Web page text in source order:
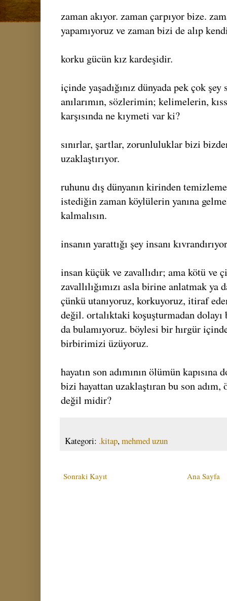
zaman akıyor. zaman çarpıyor bize.
yapamıyoruz ve zaman bizi de alıp
korku gücün kız kardeşidir.
içinde yaşadığınız dünyada pek çok şey
anılarımın, sözlerimin; kelimelerin,
karşısında ne kıymeti var ki?
sınırlar, şartlar, zorunluluklar bizi
uzaklaştırıyor.
ruhunu dış dünyanın kirinden
istediğin zaman köylülerin yanına
kalmalısın.
insanın yarattığı şey insanı
insan küçük ve zavallıdır; ama kötü
zavallılığımızı asla birine anlatmak ya
çünkü utanıyoruz, korkuyoruz, itiraf
değil. ortalıktaki koşuşturmadan
da bulamıyoruz. böylesi bir hırgür
birbirimizi üzüyoruz.
hayatın son adımının ölümün
bizi hayattan uzaklaştıran bu son
değil midir?
Kategori: .kitap,mehmed uzun
Sonraki Kayıt Ana Sayfa